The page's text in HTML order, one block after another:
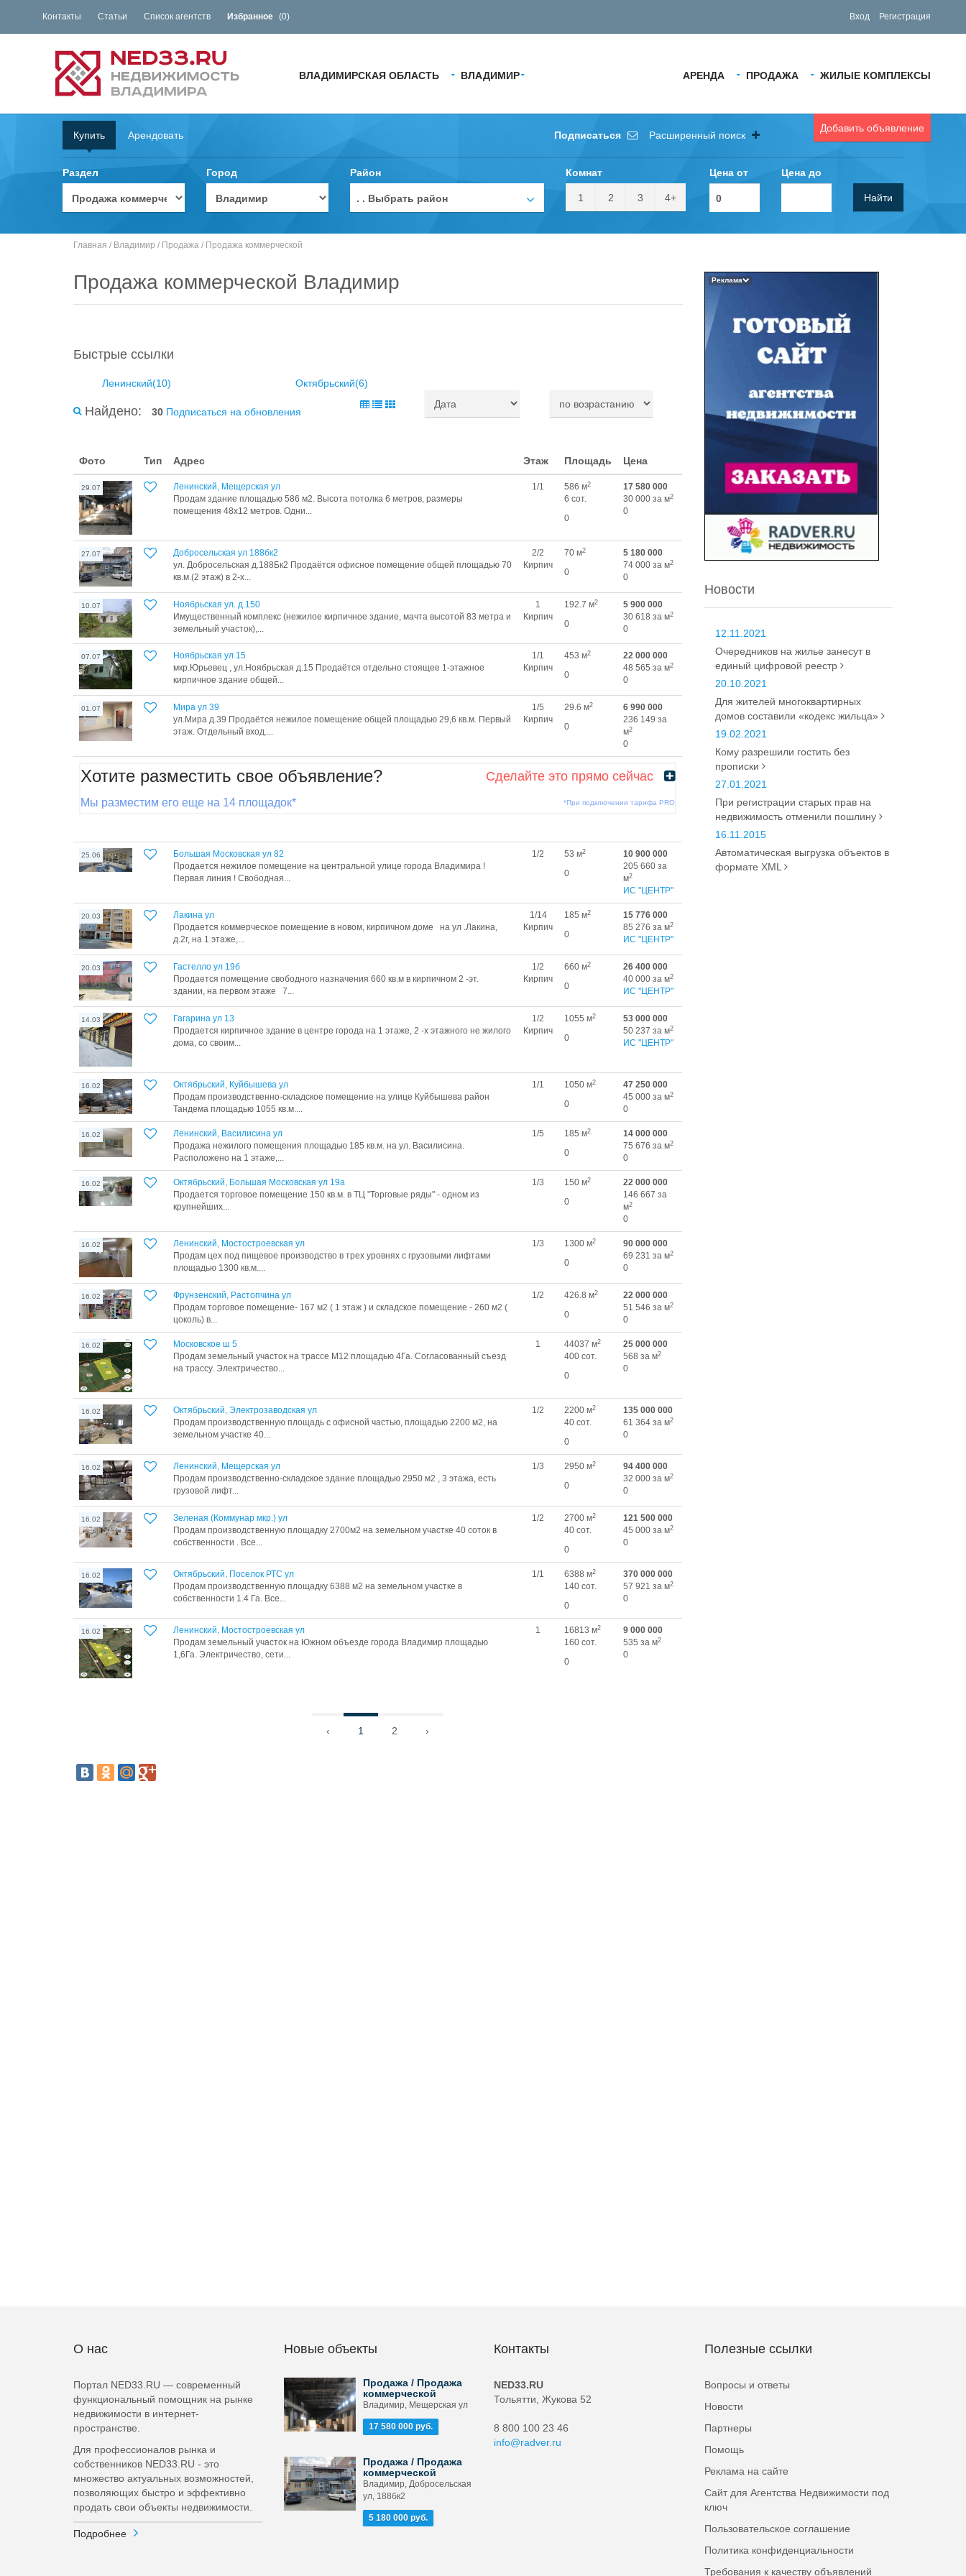
Контакты Статьи Список агентств Избранное (0) Вход Регистрация
АРЕНДА ПРОДАЖА ЖИЛЫЕ КОМПЛЕКСЫ
ВЛАДИМИРСКАЯ ОБЛАСТЬ ВЛАДИМИР
Добавить объявление
Купить Арендовать Подписаться Расширенный поиск
Раздел Город Район
. . Выбрать район
Комнат
1 2 3 4+
Цена от Цена до
Найти
Главная / Владимир / Продажа / Продажа коммерческой
Продажа коммерческой Владимир
Быстрые ссылки
Ленинский(10) Октябрьский(6)
Найдено: 30 Подписаться на обновления
Фото Тип Адрес Этаж Площадь Цена
29.07
Ленинский, Мещерская ул
Продам здание площадью 586 м2. Высота потолка 6 метров, размеры
помещения 48х12 метров. Одни...
1/1 586 м2
6 сот.
0
17 580 000
30 000 за м2
0
27.07
Добросельская ул 188бк2
ул. Добросельская д.188Бк2 Продаётся офисное помещение общей площадью 70
кв.м.(2 этаж) в 2-х...
2/2
Кирпич
70 м2
0
5 180 000
74 000 за м2
0
10.07
Ноябрьская ул. д.150
Имущественный комплекс (нежилое кирпичное здание, мачта высотой 83 метра и
земельный участок),...
1
Кирпич
192.7 м2
0
5 900 000
30 618 за м2
0
07.07
Ноябрьская ул 15
мкр.Юрьевец , ул.Ноябрьская д.15 Продаётся отдельно стоящее 1-этажное
кирпичное здание общей...
1/1
Кирпич
453 м2
0
22 000 000
48 565 за м2
0
01.07
Мира ул 39
ул.Мира д.39 Продаётся нежилое помещение общей площадью 29,6 кв.м. Первый
этаж. Отдельный вход....
1/5
Кирпич
29.6 м2
0
6 990 000
236 149 за
м2
0
Хотите разместить свое объявление?
Мы разместим его еще на 14 площадок*
Сделайте это прямо сейчас
*При подключении тарифа PRO
25.06
Большая Московская ул 82
Продается нежилое помещение на центральной улице города Владимира !
Первая линия ! Свободная...
1/2 53 м2
0
10 900 000
205 660 за
м2
ИС "ЦЕНТР"
20.03
Лакина ул
Продaетcя коммерчеcкоe помещeниe в новом, кирпичном доме на ул .Лакина,
д.2г, на 1 этаже,...
1/14
Кирпич
185 м2
0
15 776 000
85 276 за м2
ИС "ЦЕНТР"
20.03
Гастелло ул 19б
Продается помещение свободного назначения 660 кв.м в кирпичном 2 -эт.
здании, на первом этаже 7...
1/2
Кирпич
660 м2
0
26 400 000
40 000 за м2
ИС "ЦЕНТР"
14.03
Гагарина ул 13
Продается кирпичное здание в центре города на 1 этаже, 2 -х этажного не жилого
дома, со своим...
1/2
Кирпич
1055 м2
0
53 000 000
50 237 за м2
ИС "ЦЕНТР"
16.02
Октябрьский, Куйбышева ул
Продам производственно-складское помещение на улице Куйбышева район
Тандема площадью 1055 кв.м....
1/1 1050 м2
0
47 250 000
45 000 за м2
0
16.02
Ленинский, Василисина ул
Продажа нежилого помещения площадью 185 кв.м. на ул. Василисина.
Расположено на 1 этаже,...
1/5 185 м2
0
14 000 000
75 676 за м2
0
16.02
Октябрьский, Большая Московская ул 19а
Продается торговое помещение 150 кв.м. в ТЦ "Торговые ряды" - одном из
крупнейших...
1/3 150 м2
0
22 000 000
146 667 за
м2
0
16.02
Ленинский, Мостостроевская ул
Продам цех под пищевое производство в трех уровнях с грузовыми лифтами
площадью 1300 кв.м....
1/3 1300 м2
0
90 000 000
69 231 за м2
0
16.02
Фрунзенский, Растопчина ул
Продам торговое помещение- 167 м2 ( 1 этаж ) и складское помещение - 260 м2 (
цоколь) в...
1/2 426.8 м2
0
22 000 000
51 546 за м2
0
16.02
Московское ш 5
Продам земельный участок на трассе М12 площадью 4Га. Согласованный съезд
на трассу. Электричество...
1 44037 м2
400 сот.
0
25 000 000
568 за м2
0
16.02
Октябрьский, Электрозаводская ул
Продам производственную площадь с офисной частью, площадью 2200 м2, на
земельном участке 40...
1/2 2200 м2
40 сот.
0
135 000 000
61 364 за м2
0
16.02
Ленинский, Мещерская ул
Продам производственно-складское здание площадью 2950 м2 , 3 этажа, есть
грузовой лифт...
1/3 2950 м2
0
94 400 000
32 000 за м2
0
16.02
Зеленая (Коммунар мкр.) ул
Продам производственную площадку 2700м2 на земельном участке 40 соток в
собственности . Все...
1/2 2700 м2
40 сот.
0
121 500 000
45 000 за м2
0
16.02
Октябрьский, Поселок РТС ул
Продам производственную площадку 6388 м2 на земельном участке в
собственности 1.4 Га. Все...
1/1 6388 м2
140 сот.
0
370 000 000
57 921 за м2
0
16.02
Ленинский, Мостостроевская ул
Продам земельный участок на Южном объезде города Владимир площадью
1,6Га. Электричество, сети...
1 16813 м2
160 сот.
0
9 000 000
535 за м2
0
‹ 1 2 ›
Реклама
Новости
12.11.2021
Очередников на жилье занесут в
единый цифровой реестр
20.10.2021
Для жителей многоквартирных
домов составили «кодекс жильца»
19.02.2021
Кому разрешили гостить без
прописки
27.01.2021
При регистрации старых прав на
недвижимость отменили пошлину
16.11.2015
Автоматическая выгрузка объектов в
формате XML
О нас
Портал NED33.RU — современный
функциональный помощник на рынке
недвижимости в интернет-
пространстве.
Для профессионалов рынка и
собственников NED33.RU - это
множество актуальных возможностей,
позволяющих быстро и эффективно
продать свои объекты недвижимости.
Подробнее
Новые объекты
Продажа / Продажа
коммерческой
Владимир, Мещерская ул
17 580 000 руб.
Продажа / Продажа
коммерческой
Владимир, Добросельская
ул, 188бк2
5 180 000 руб.
Контакты
NED33.RU
Тольятти, Жукова 52
8 800 100 23 46
info@radver.ru
Полезные ссылки
Вопросы и ответы
Новости
Партнеры
Помощь
Реклама на сайте
Сайт для Агентства Недвижимости под
ключ
Пользовательское соглашение
Политика конфиденциальности
Требования к качеству объявлений